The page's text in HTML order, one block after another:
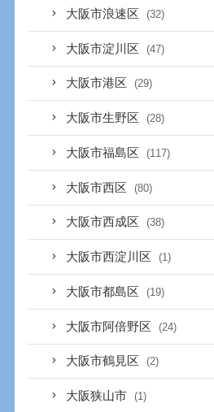
大阪市浪速区 (32)
大阪市淀川区 (47)
大阪市港区 (29)
大阪市生野区 (28)
大阪市福島区 (117)
大阪市西区 (80)
大阪市西成区 (38)
大阪市西淀川区 (1)
大阪市都島区 (19)
大阪市阿倍野区 (24)
大阪市鶴見区 (2)
大阪狭山市 (1)